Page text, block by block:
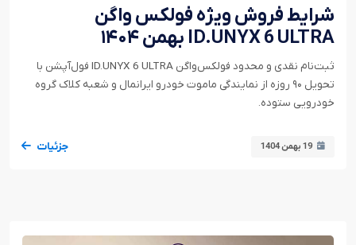
شرایط فروش ویژه فولکس واگن
ID.UNYX 6 ULTRA بهمن ۱۴۰۴
ثبت‌نام نقدی و محدود فولکس‌واگن ID.UNYX 6 ULTRA فول‌آپشن با
تحویل ۹۰ روزه از نمایندگی ماموت خودرو ایرانمال و شعبه کلاک گروه
خودرویی ستوده.
19 بهمن 1404 جزئیات